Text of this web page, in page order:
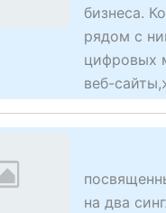
бизнеса.
рядом с
цифровых
веб-
на два